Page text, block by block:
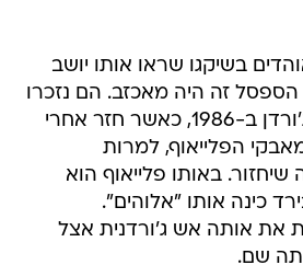
בשיקגו שראו אותו יושב
הספסל זה היה מאכזב. הם נזכרו
בפציעה של מייקל ג'ורדן ב-1986, כאשר חזר אחרי
הפלייאוף, למרות
באותו פלייאוף הוא
בירד כינה אותו "אלוהים".
את אותה אש ג'ורדנית אצל
שם.